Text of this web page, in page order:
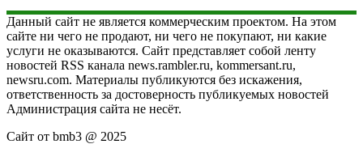
Данный сайт не является коммерческим проектом. На этом
сайте ни чего не продают, ни чего не покупают, ни какие
услуги не оказываются. Сайт представляет собой ленту
новостей RSS канала news.rambler.ru, kommersant.ru,
newsru.com. Материалы публикуются без искажения,
ответственность за достоверность публикуемых новостей
Администрация сайта не несёт.
Сайт от bmb3 @ 2025